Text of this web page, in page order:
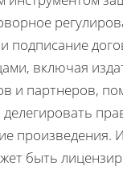
подписание
включая
и партнеров,
произведения.
быть